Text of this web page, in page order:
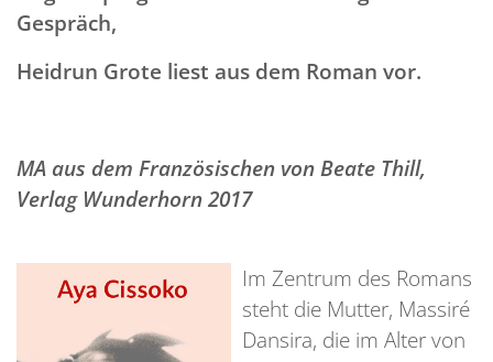
Gespräch,
Heidrun Grote liest aus dem Roman vor.
MA aus dem Französischen von Beate Thill,
Verlag Wunderhorn 2017
Im Zentrum des Romans
steht die Mutter, Massiré
Dansira, die im Alter von